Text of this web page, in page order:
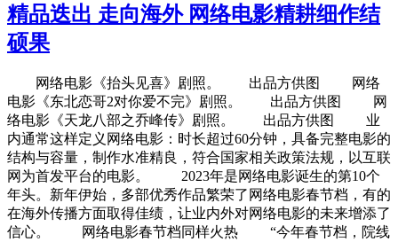
精品迭出 走向海外 网络电影精耕细作结
硕果
网络电影《抬头见喜》剧照。 出品方供图 网络
电影《东北恋哥2对你爱不完》剧照。 出品方供图 网
络电影《天龙八部之乔峰传》剧照。 出品方供图 业
内通常这样定义网络电影：时长超过60分钟，具备完整电影的
结构与容量，制作水准精良，符合国家相关政策法规，以互联
网为首发平台的电影。 2023年是网络电影诞生的第10个
年头。新年伊始，多部优秀作品繁荣了网络电影春节档，有的
在海外传播方面取得佳绩，让业内外对网络电影的未来增添了
信心。 网络电影春节档同样火热 “今年春节档，院线